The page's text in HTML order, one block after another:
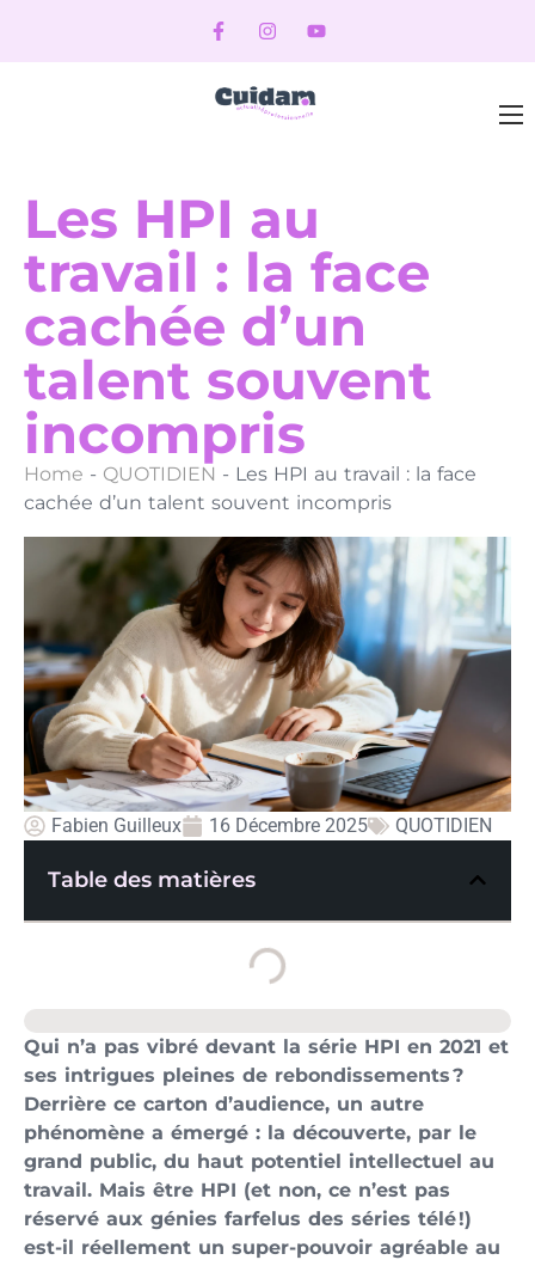
Les HPI au
travail : la face
cachée d’un
talent souvent
incompris
Home - QUOTIDIEN - Les HPI au travail : la face
cachée d’un talent souvent incompris
Fabien Guilleux 16 Décembre 2025 QUOTIDIEN
Table des matières
Qui n’a pas vibré devant la série HPI en 2021 et
ses intrigues pleines de rebondissements ?
Derrière ce carton d’audience, un autre
phénomène a émergé : la découverte, par le
grand public, du haut potentiel intellectuel au
travail. Mais être HPI (et non, ce n’est pas
réservé aux génies farfelus des séries télé !)
est-il réellement un super-pouvoir agréable au